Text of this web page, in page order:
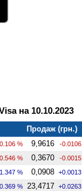
на 10.10.2023
Продаж (грн.)
% 9,9616 -0.0106
% 0,3670 -0.0015
% 0,0908 +0.0013
% 23,4717 +0.0263